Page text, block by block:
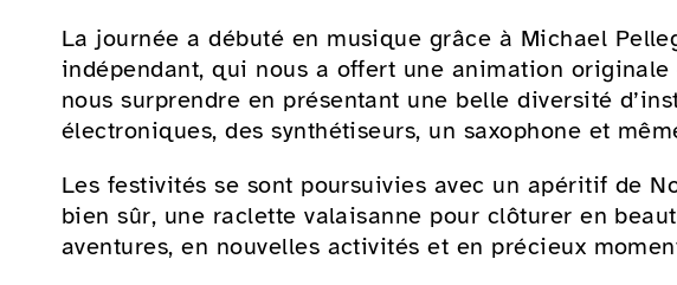
La journée a débuté en musique grâce à Michael
indépendant, qui nous a offert une animation originale
nous surprendre en présentant une belle diversité
électroniques, des synthétiseurs, un saxophone et
Les festivités se sont poursuivies avec un apéritif de
bien sûr, une raclette valaisanne pour clôturer en
aventures, en nouvelles activités et en précieux